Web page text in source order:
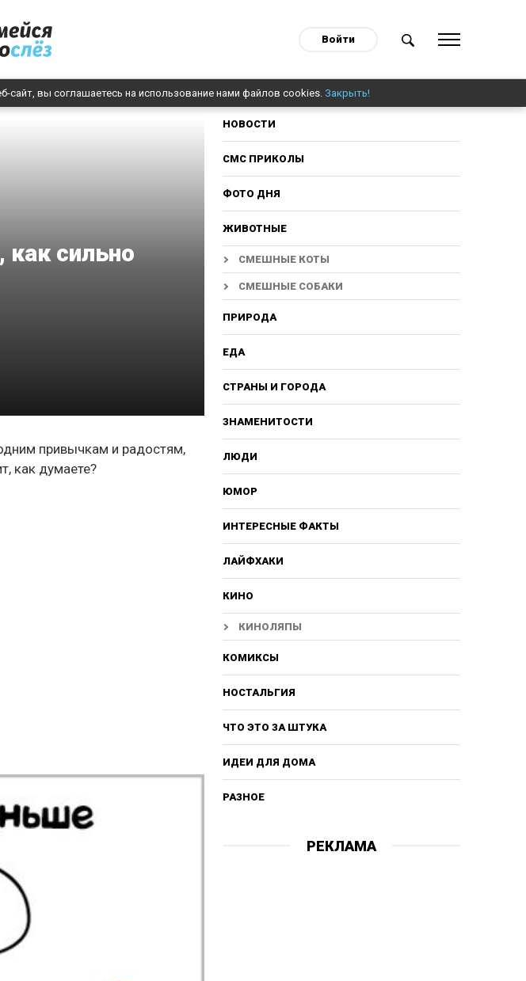
Войти
вы соглашаетесь на использование нами файлов cookies. Закрыть!
как сильно
привычкам и радостям,
как думаете?
НОВОСТИ
СМС ПРИКОЛЫ
ФОТО ДНЯ
ЖИВОТНЫЕ
СМЕШНЫЕ КОТЫ
СМЕШНЫЕ СОБАКИ
ПРИРОДА
ЕДА
СТРАНЫ И ГОРОДА
ЗНАМЕНИТОСТИ
ЛЮДИ
ЮМОР
ИНТЕРЕСНЫЕ ФАКТЫ
ЛАЙФХАКИ
КИНО
КИНОЛЯПЫ
КОМИКСЫ
НОСТАЛЬГИЯ
ЧТО ЭТО ЗА ШТУКА
ИДЕИ ДЛЯ ДОМА
РАЗНОЕ
РЕКЛАМА